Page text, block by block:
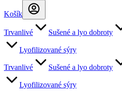
Košík
Trvanlivé Sušené a lyo dobroty
Lyofilizované sýry
Trvanlivé Sušené a lyo dobroty
Lyofilizované sýry